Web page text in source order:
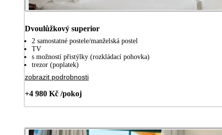
Dvoulůžkový superior
2 samostatné postele/manželská postel
TV
s možností přistýlky (rozkládací pohovka)
trezor (poplatek)
zobrazit podrobnosti
+4 980 Kč /pokoj